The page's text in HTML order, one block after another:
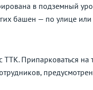
в подземный
башен — по улице
ТТК. Припарковаться